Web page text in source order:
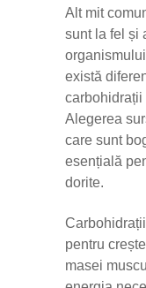
Alt mit
sunt la fel și
există
carbohidrații
Alegerea
care sunt
esențială
dorite.
pentru
masei